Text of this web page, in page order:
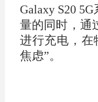
Galaxy S20
量的同时，通
进行充电，在
焦虑”。